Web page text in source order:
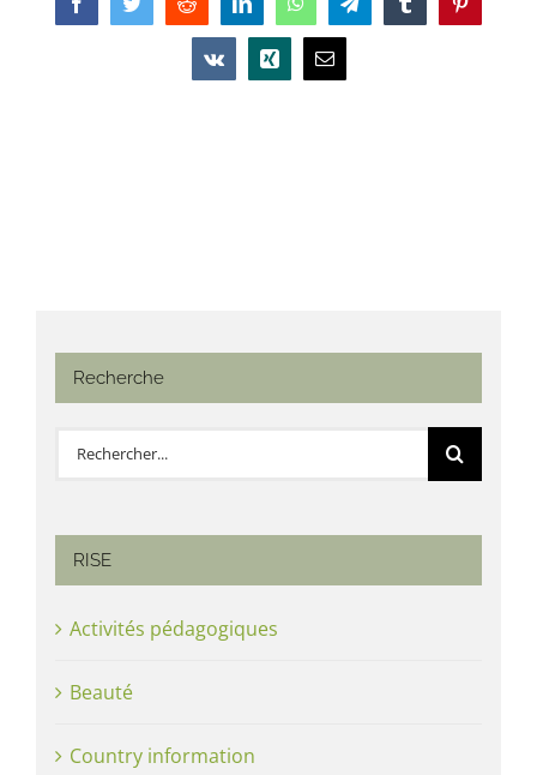
FacebookTwitterReddit LinkedInWhatsAppTelegramTumblrPinterest
Vk Xing Email
Recherche
Rechercher:
RISE
Activités pédagogiques
Beauté
Country information